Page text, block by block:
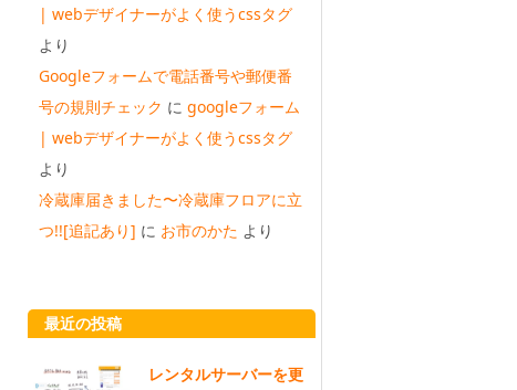
| webデザイナーがよく使うcssタグ
より
Googleフォームで電話番号や郵便番
号の規則チェック に googleフォーム
| webデザイナーがよく使うcssタグ
より
冷蔵庫届きました〜冷蔵庫フロアに立
つ!![追記あり] に お市のかた より
最近の投稿
レンタルサーバーを更